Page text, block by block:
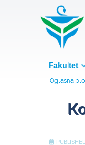
Fakultet
Oglasna